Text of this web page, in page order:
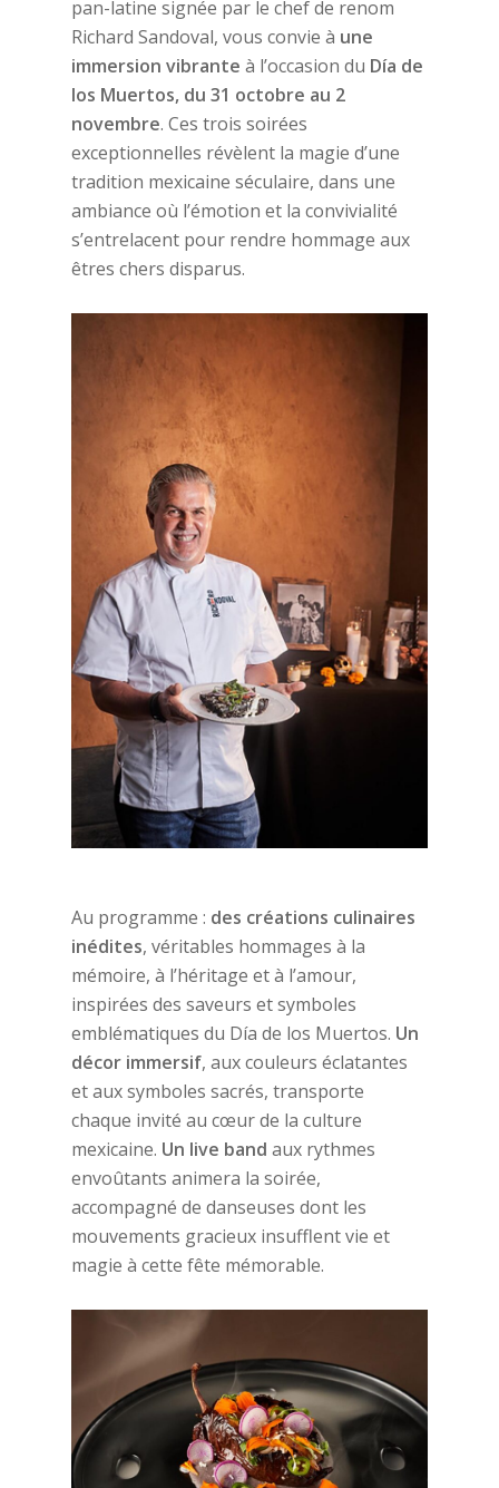
pan-latine signée par le chef de renom
Richard Sandoval, vous convie à une
immersion vibrante à l’occasion du Día de
los Muertos, du 31 octobre au 2
novembre. Ces trois soirées
exceptionnelles révèlent la magie d’une
tradition mexicaine séculaire, dans une
ambiance où l’émotion et la convivialité
s’entrelacent pour rendre hommage aux
êtres chers disparus.
Au programme : des créations culinaires
inédites, véritables hommages à la
mémoire, à l’héritage et à l’amour,
inspirées des saveurs et symboles
emblématiques du Día de los Muertos. Un
décor immersif, aux couleurs éclatantes
et aux symboles sacrés, transporte
chaque invité au cœur de la culture
mexicaine. Un live band aux rythmes
envoûtants animera la soirée,
accompagné de danseuses dont les
mouvements gracieux insufflent vie et
magie à cette fête mémorable.